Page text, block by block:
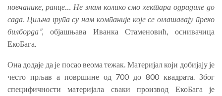
новчанике, ранце… Не знам колико смо хектара одрадиле до
сада. Циљна група су нам компаније које се оглашавају преко
билборда”, објашњава Иванка Стаменовић, оснивачица
ЕкоБага.
Она додаје да је посао веома тежак. Материјал који добијају је
често прљав а површине од 700 до 800 квадрата. Због
специфичности материјала сваки производ ЕкоБага је